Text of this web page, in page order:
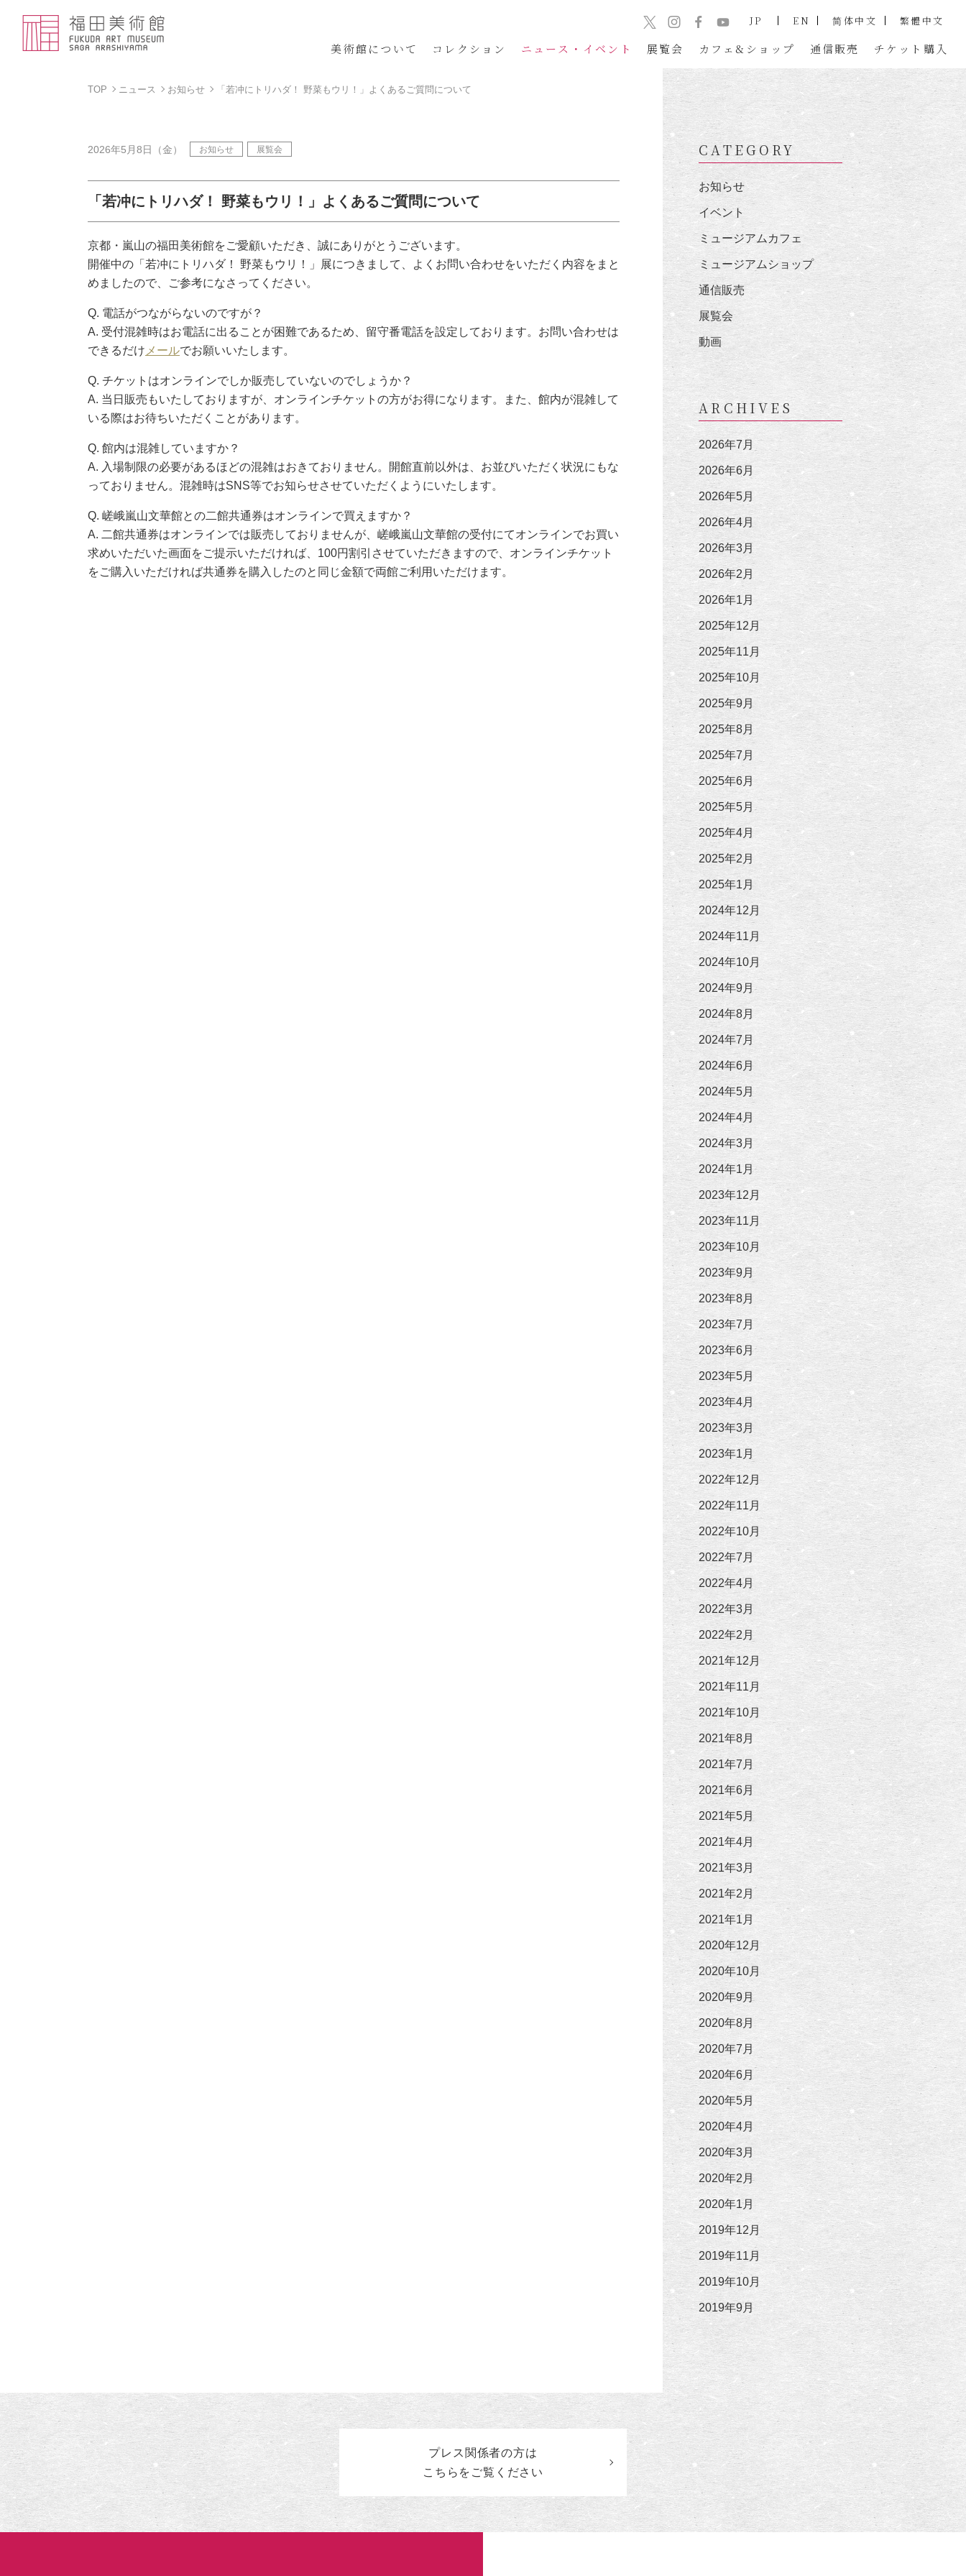
美術館について コレクション ニュース・イベント 展覧会 カフェ&ショップ 通信販売 チケット 購入
JP EN 简体中文 繁體中文
TOP ニュース お知らせ 「若冲にトリハダ！ 野菜もウリ！」よくあるご質問について
2026年5月8日（金） お知らせ 展覧会
「若冲にトリハダ！ 野菜もウリ！」よくあるご質問について
京都・嵐山の福田美術館をご愛顧いただき、誠にありがとうございます。
開催中の「若冲にトリハダ！ 野菜もウリ！」展につきまして、よくお問い合わせをいただく内容をまと
めましたので、ご参考になさってください。
Q. 電話がつながらないのですが？
A. 受付混雑時はお電話に出ることが困難であるため、留守番電話を設定しております。お問い合わせは
できるだけ メールでお願いいたします。
Q. チケットはオンラインでしか販売していないのでしょうか？
A. 当日販売もいたしておりますが、オンラインチケットの方がお得になります。また、館内が混雑して
いる際はお待ちいただくことがあります。
Q. 館内は混雑していますか？
A. 入場制限の必要があるほどの混雑はおきておりません。開館直前以外は、お並びいただく状況にもな
っておりません。混雑時はSNS等でお知らせさせていただくようにいたします。
Q. 嵯峨嵐山文華館との二館共通券はオンラインで買えますか？
A. 二館共通券はオンラインでは販売しておりませんが、嵯峨嵐山文華館の受付にてオンラインでお買い
求めいただいた画面をご提示いただければ、100円割引させていただきますので、オンラインチケット
をご購入いただければ共通券を購入したのと同じ金額で両館ご利用いただけます。
CATEGORY
お知らせ
イベント
ミュージアムカフェ
ミュージアムショップ
通信販売
展覧会
動画
ARCHIVES
2026年7月
2026年6月
2026年5月
2026年4月
2026年3月
2026年2月
2026年1月
2025年12月
2025年11月
2025年10月
2025年9月
2025年8月
2025年7月
2025年6月
2025年5月
2025年4月
2025年2月
2025年1月
2024年12月
2024年11月
2024年10月
2024年9月
2024年8月
2024年7月
2024年6月
2024年5月
2024年4月
2024年3月
2024年1月
2023年12月
2023年11月
2023年10月
2023年9月
2023年8月
2023年7月
2023年6月
2023年5月
2023年4月
2023年3月
2023年1月
2022年12月
2022年11月
2022年10月
2022年7月
2022年4月
2022年3月
2022年2月
2021年12月
2021年11月
2021年10月
2021年8月
2021年7月
2021年6月
2021年5月
2021年4月
2021年3月
2021年2月
2021年1月
2020年12月
2020年10月
2020年9月
2020年8月
2020年7月
2020年6月
2020年5月
2020年4月
2020年3月
2020年2月
2020年1月
2019年12月
2019年11月
2019年10月
2019年9月
プレス関係者の方は
こちらをご覧ください